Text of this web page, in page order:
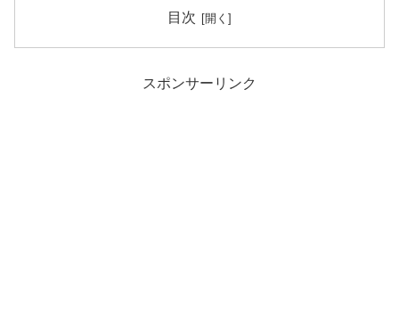
目次
スポンサーリンク